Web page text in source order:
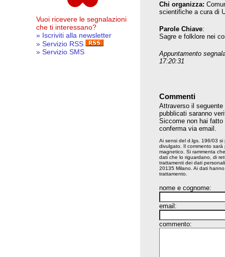
Vuoi ricevere le segnalazioni
che ti interessano?
» Iscriviti alla newsletter
» Servizio RSS
» Servizio SMS
Chi organizza:
scientifiche a cura di
Parole Chiave:
Sagre e folklore nei
Appuntamento
17:20:31
Commenti
Attraverso il
pubblicati saranno
Siccome non hai
conferma via email.
Ai sensi del d.lgs. 196/03 si
divulgato. Il commento
magnetico. Si rammenta
dati che lo riguardano, di
trattamenti dei dati
20135 Milano. Ai dati
trattamento.
nome e cognome:
email:
commento: